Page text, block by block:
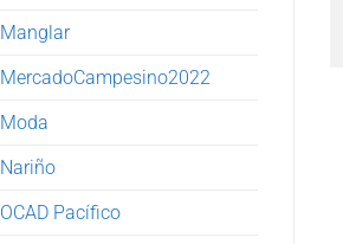
Manglar
MercadoCampesino2022
Moda
Nariño
OCAD Pacífico